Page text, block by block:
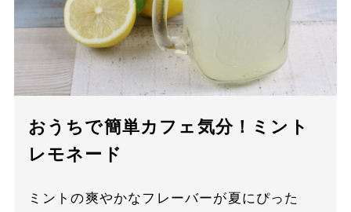
おうちで簡単カフェ気分！ミント
レモネード
ミントの爽やかなフレーバーが夏にぴった